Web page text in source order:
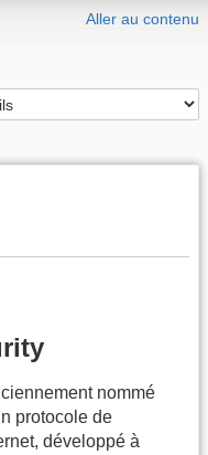
Aller au contenu
nommé
protocole de
développé à